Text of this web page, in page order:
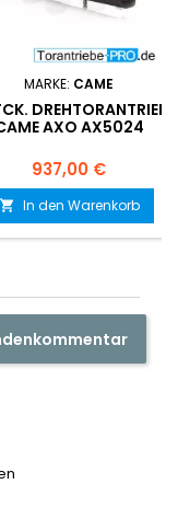
MARKE: CAME
DREHTORANTRIEB
AXO AX5024
Preis
937,00 €
 In den Warenkorb